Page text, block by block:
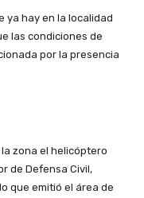
ya hay en la localidad
las condiciones de
por la presencia
zona el helicóptero
de Defensa Civil,
que emitió el área de